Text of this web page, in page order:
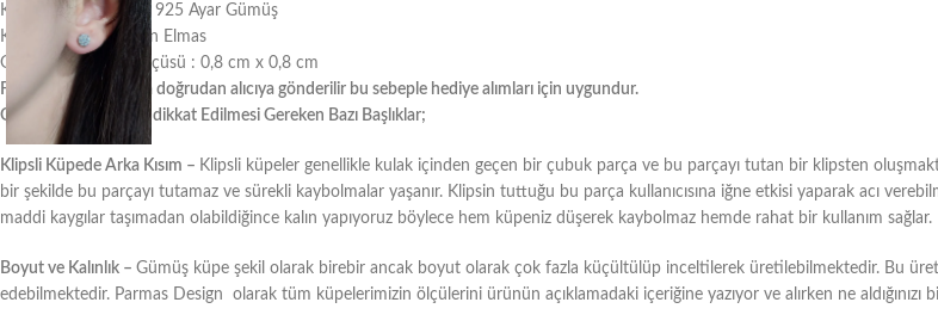
Kullanılan Malzeme : 925 Ayar Gümüş
Kullanılan Taş : Zirkon Elmas
Gümüş Küpe Ucu Ölçüsü : 0,8 cm x 0,8 cm
Faturalar mail yoluyla doğrudan alıcıya gönderilir bu sebeple hediye alımları için uygundur.
Gümüş Küpe Alırken dikkat Edilmesi Gereken Bazı Başlıklar;
Klipsli Küpede Arka Kısım – Klipsli küpeler genellikle kulak içinden geçen bir çubuk parça ve bu parçayı tutan bir klipsten
bir şekilde bu parçayı tutamaz ve sürekli kaybolmalar yaşanır. Klipsin tuttuğu bu parça kullanıcısına iğne etkisi yaparak acı
maddi kaygılar taşımadan olabildiğince kalın yapıyoruz böylece hem küpeniz düşerek kaybolmaz hemde rahat bir kullanım sağlar.
Boyut ve Kalınlık – Gümüş küpe şekil olarak birebir ancak boyut olarak çok fazla küçültülüp inceltilerek üretilebilmektedir. Bu
edebilmektedir. Parmas Design olarak tüm küpelerimizin ölçülerini ürünün açıklamadaki içeriğine yazıyor ve alırken ne aldığınızı